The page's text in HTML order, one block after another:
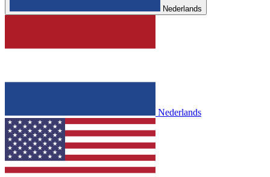
Nederlands
Nederlands